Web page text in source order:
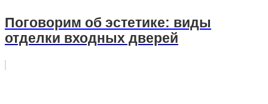
Поговорим об эстетике: виды
отделки входных дверей